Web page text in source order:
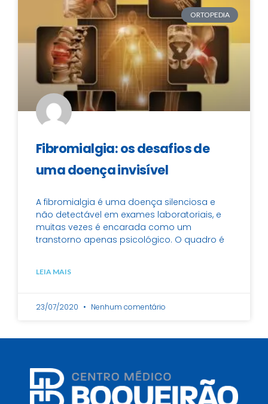
ORTOPEDIA
Fibromialgia: os desafios de
uma doença invisível
A fibromialgia é uma doença silenciosa e
não detectável em exames laboratoriais, e
muitas vezes é encarada como um
transtorno apenas psicológico. O quadro é
LEIA MAIS
23/07/2020 Nenhum comentário